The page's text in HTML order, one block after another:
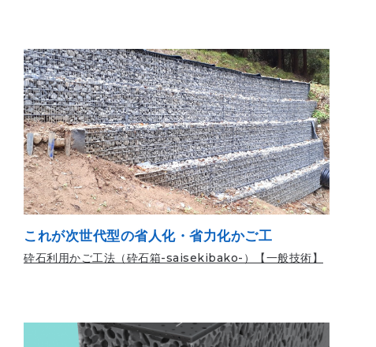
これが次世代型の省人化・省力化かご工
砕石利用かご工法（砕石箱-saisekibako-）【一般技術】